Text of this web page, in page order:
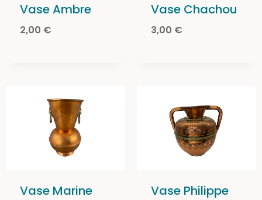
Vase Ambre
2,00 €
Vase Chachou
3,00 €
Vase Marine Vase Philippe